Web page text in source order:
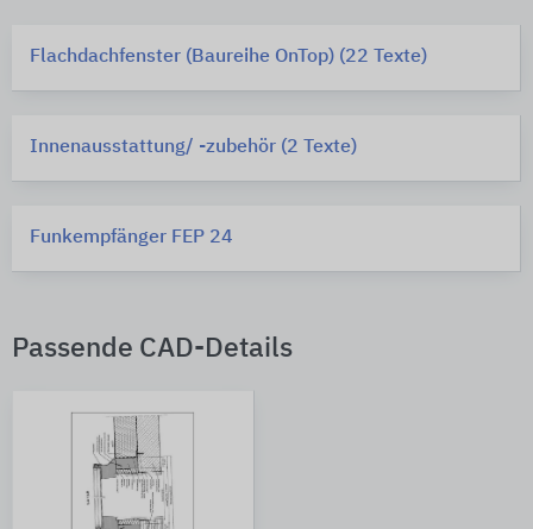
Flachdachfenster (Baureihe OnTop) (22 Texte)
Innenausstattung/ -zubehör (2 Texte)
Funkempfänger FEP 24
Passende CAD-Details